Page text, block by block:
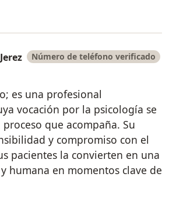
Número de teléfono verificado
es una profesional
vocación por la psicología se
que acompaña. Su
y compromiso con el
pacientes la convierten en una
humana en momentos clave de